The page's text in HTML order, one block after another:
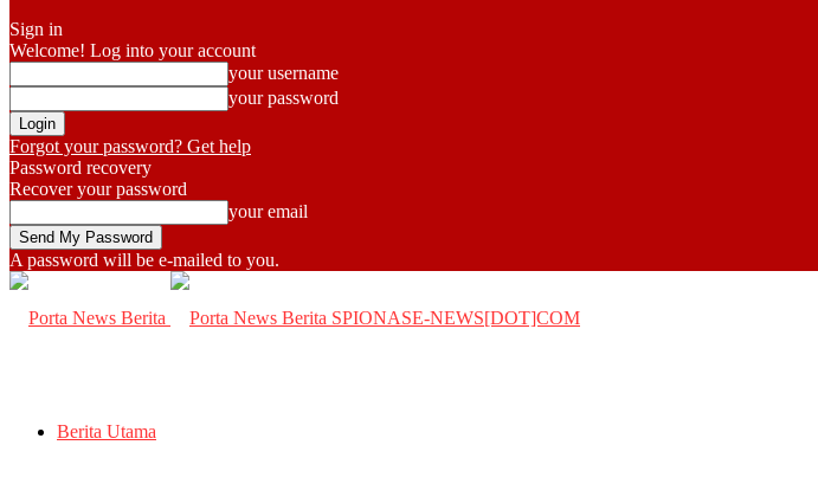
Sign in
Welcome! Log into your account
your username
your password
Forgot your password? Get help
Password recovery
Recover your password
your email
A password will be e-mailed to you.
SPIONASE-NEWS[DOT]COM
Berita Utama